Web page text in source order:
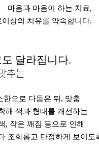
마음과 마음이 하는 치료,
이상의 치유를 약속합니다.
달라집니다.
추는
한으로 다듬은 뒤, 맞춤
해 색과 형태를 개선하는
, 작은 깨짐 등으로 인해
조화롭고 단정하게 보이도